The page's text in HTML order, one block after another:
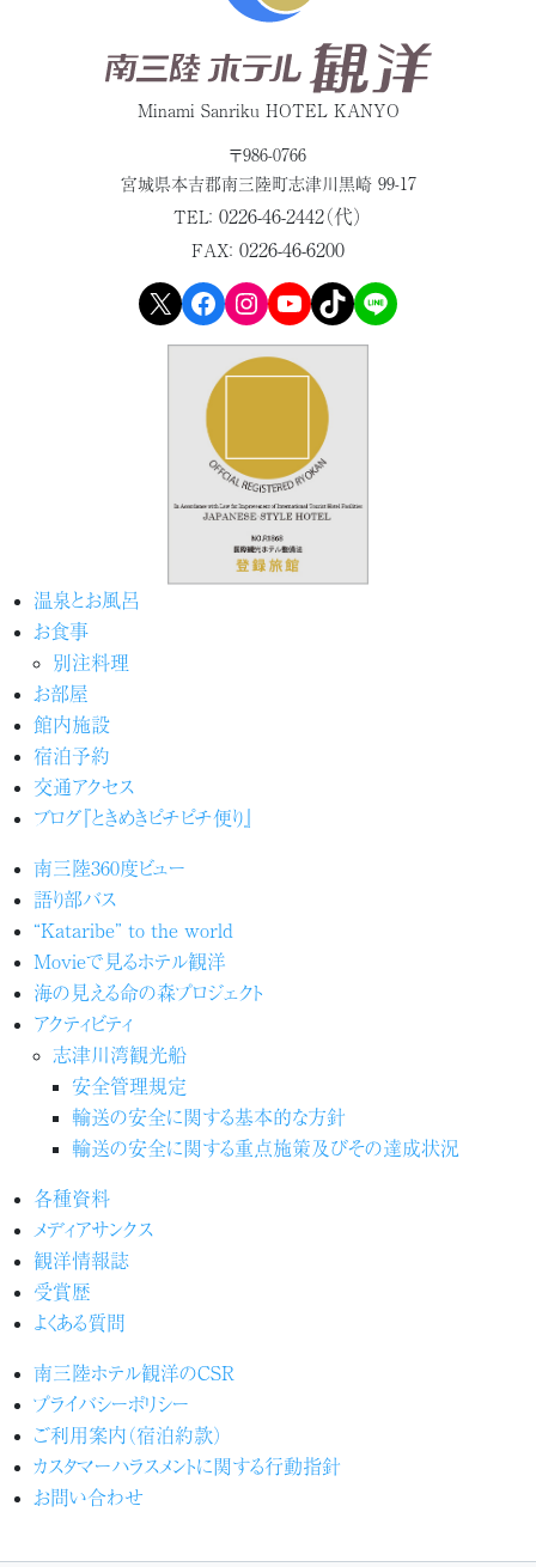
Minami Sanriku HOTEL KANYO
〒986-0766
宮城県本吉郡南三陸町志津川黒崎 99-17
TEL： 0226-46-2442（代）
FAX： 0226-46-6200
X Facebook Instagram YouTube TikTok LINE
温泉とお風呂
お食事
別注料理
お部屋
館内施設
宿泊予約
交通アクセス
ブログ『ときめきピチピチ便り』
南三陸360度ビュー
語り部バス
“Kataribe” to the world
Movieで見るホテル観洋
海の見える命の森プロジェクト
アクティビティ
志津川湾観光船
安全管理規定
輸送の安全に関する基本的な方針
輸送の安全に関する重点施策及びその達成状況
各種資料
メディアサンクス
観洋情報誌
受賞歴
よくある質問
南三陸ホテル観洋のCSR
プライバシーポリシー
ご利用案内（宿泊約款）
カスタマーハラスメントに関する行動指針
お問い合わせ